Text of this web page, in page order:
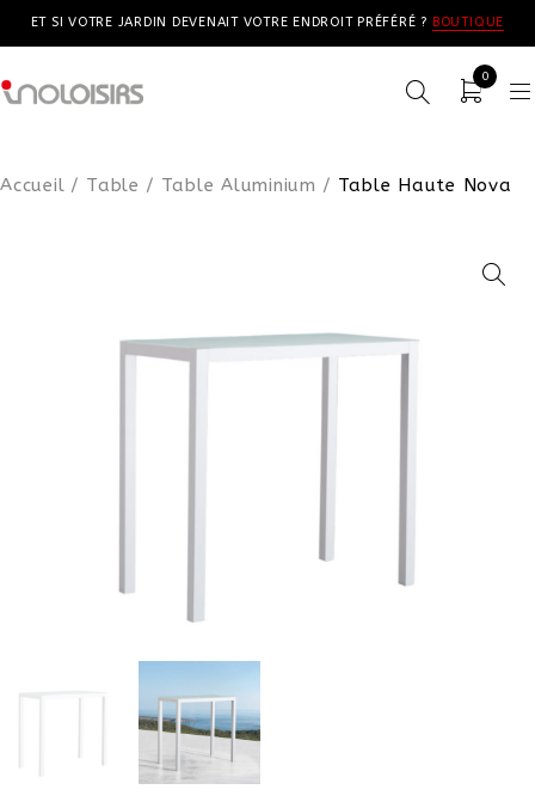
ET SI VOTRE JARDIN DEVENAIT VOTRE ENDROIT PRÉFÉRÉ ? BOUTIQUE
0
Accueil / Table / Table Aluminium / Table Haute Nova